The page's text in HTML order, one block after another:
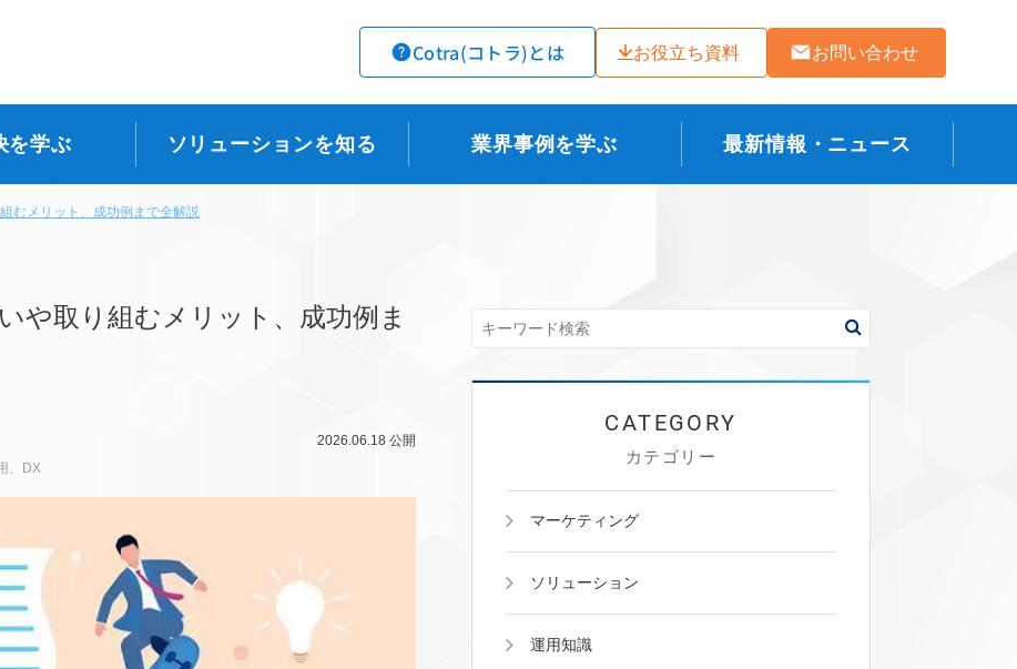
Cotra(コトラ)とは お役立ち資料 お問い合わせ
を学ぶ ソリューションを知る 業界事例を学ぶ 最新情報・ニュース
むメリット、成功例まで全解説
や取り組むメリット、成功例ま
2026.06.18 公開
、 DX
カテゴリー
マーケティング
ソリューション
運用知識